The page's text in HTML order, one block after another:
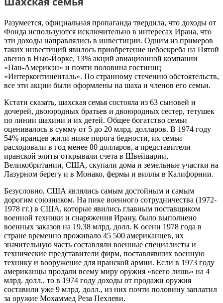
Разумеется, официальная пропаганда твердила, что доходы от
Фонда используются исключительно в интересах Ирана, что
эти доходы направлялись в инвестиции. Одним из примеров
таких инвестиций явилось приобретение небоскреба на Пятой
авеню в Нью-Йорке, 13% акций авиационной компании
«Пан-Америкэн» и почти половина гостиниц
«Интерконтиненталь». По странному стечению обстоятельств,
все эти акции были оформлены на шаха и членов его семьи.
Кстати сказать, шахская семья состояла из 63 сыновей и
дочерей, двоюродных братьев и двоюродных сестер, тетушек
по линии шахини и их детей. Общее богатство семьи
оценивалось в сумму от 5 до 20 млрд. долларов. В 1974 году
54% иранцев жили ниже порога бедности, их семьи
расходовали в год менее 80 долларов, а представители
иранской элиты открывали счета в Швейцарии,
Великобритании, США, скупали дома и земельные участки на
Лазурном берегу и в Монако, фермы и виллы в Калифорнии.
Безусловно, США являлись самым достойным и самым
дорогим союзником. На пике военного сотрудничества (1972-
1978 гг.) в США, которые явились главным поставщиком
военной техники и снаряжения Ирану, было выполнено
военных заказов на 19,38 млрд. долл. К осени 1978 года в
стране временно проживало 45 500 американцев, их
значительную часть составляли военные специалисты и
технические представители фирм, поставлявших военную
технику и вооружение для иранской армии. Если в 1973 году
американцы продали всему миру оружия «всего лишь» на 4
млрд. долл., то в 1974 году доходы от продажи оружия
составили уже 9 млрд. долл., из них почти половину заплатил
за оружие Мохаммед Реза Пехлеви.